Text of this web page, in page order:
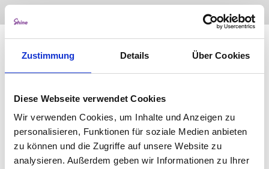
Zustimmung Details Über Cookies
Diese Webseite verwendet Cookies
Wir verwenden Cookies, um Inhalte und Anzeigen zu
personalisieren, Funktionen für soziale Medien anbieten
zu können und die Zugriffe auf unsere Website zu
analysieren. Außerdem geben wir Informationen zu Ihrer